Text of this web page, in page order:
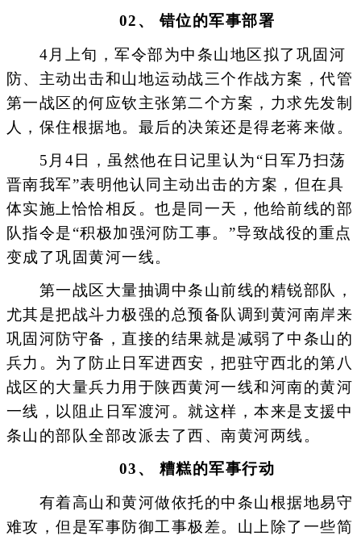
02、 错位的军事部署
4月上旬，军令部为中条山地区拟了巩固河
防、主动出击和山地运动战三个作战方案，代管
第一战区的何应钦主张第二个方案，力求先发制
人，保住根据地。最后的决策还是得老蒋来做。
5月4日，虽然他在日记里认为“日军乃扫荡
晋南我军”表明他认同主动出击的方案，但在具
体实施上恰恰相反。也是同一天，他给前线的部
队指令是“积极加强河防工事。”导致战役的重点
变成了巩固黄河一线。
第一战区大量抽调中条山前线的精锐部队，
尤其是把战斗力极强的总预备队调到黄河南岸来
巩固河防守备，直接的结果就是减弱了中条山的
兵力。为了防止日军进西安，把驻守西北的第八
战区的大量兵力用于陕西黄河一线和河南的黄河
一线，以阻止日军渡河。就这样，本来是支援中
条山的部队全部改派去了西、南黄河两线。
03、 糟糕的军事行动
有着高山和黄河做依托的中条山根据地易守
难攻，但是军事防御工事极差。山上除了一些简